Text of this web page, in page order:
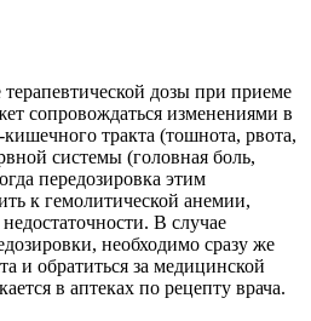
дозы при приеме
сопровождаться изменениями в
тракта (тошнота, рвота,
системы (головная боль,
передозировка этим
к гемолитической анемии,
В случае
необходимо сразу же
и обратиться за медицинской
в аптеках по рецепту врача.